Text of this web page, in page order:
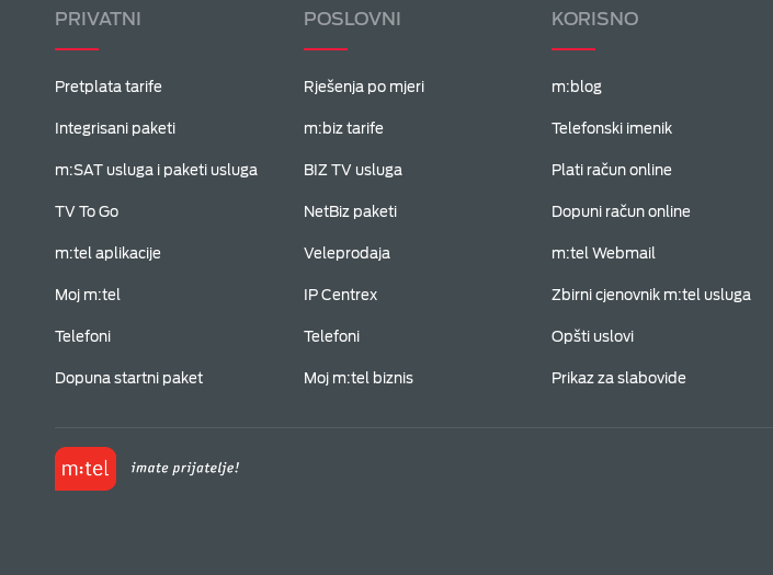
PRIVATNI
Pretplata tarife
Integrisani paketi
m:SAT usluga i paketi usluga
TV To Go
m:tel aplikacije
Moj m:tel
Telefoni
Dopuna startni paket
POSLOVNI
Rješenja po mjeri
m:biz tarife
BIZ TV usluga
NetBiz paketi
Veleprodaja
IP Centrex
Telefoni
Moj m:tel biznis
KORISNO
m:blog
Telefonski imenik
Plati račun online
Dopuni račun online
m:tel Webmail
Zbirni cjenovnik m:tel usluga
Opšti uslovi
Prikaz za slabovide